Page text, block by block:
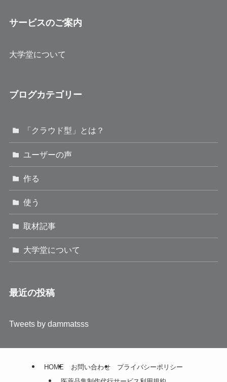
サービスのご案内
大学堂について
ブログカテゴリー
「クラウド型」とは？
ユーザーの声
作る
使う
取材記事
大学堂について
最近の投稿
Tweets by dammatsss
HOME お問い合わせ
プライバシーポリシー